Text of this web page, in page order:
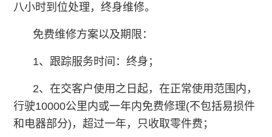
八小时到位处理，终身维修。
免费维修方案以及期限：
1、跟踪服务时间：终身；
2、在交客户使用之日起，在正常使用范围内，
行驶10000公里内或一年内免费修理(不包括易损件
和电器部分)，超过一年，只收取零件费；